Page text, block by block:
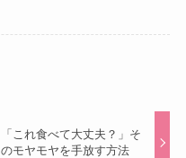
「これ食べて大丈夫？」そ
のモヤモヤを手放す方法